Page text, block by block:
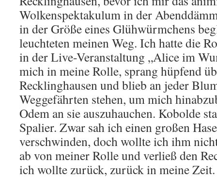
Wolkenspektakulum in der
in der Größe eines Glühwürmchens
leuchteten meinen Weg. Ich hatte die
in der Live-Veranstaltung „Alice im
mich in meine Rolle, sprang hüpfend
Recklinghausen und blieb an jeder
Weggefährten stehen, um mich
Odem an sie auszuhauchen. Kobolde
Spalier. Zwar sah ich einen großen
verschwinden, doch wollte ich ihm
ab von meiner Rolle und verließ den
ich wollte zurück, zurück in meine Zeit.